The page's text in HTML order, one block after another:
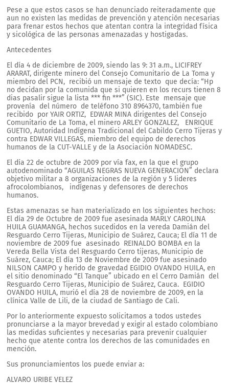
Pese a que estos casos se han denunciado reiteradamente que
aun no existen las medidas de prevención y atención necesarias
para frenar estos hechos que atentan contra la integridad física
y sicológica de las personas amenazadas y hostigadas.
Antecedentes
El día 4 de diciembre de 2009, siendo las 9: 31 a.m., LICIFREY
ARARAT, dirigente minero del Consejo Comunitario de La Toma y
miembro del PCN, recibió un mensaje de texto que decía: “Hp
no decidan por la comunida que si quieren en los recurs tienen 8
dias pasalir sigue la lista *** fin ***” (SIC). Este mensaje que
provenía del número de teléfono 310 8964370, también fue
recibido por YAIR ORTIZ, EDWAR MINA dirigentes del Consejo
Comunitario de La Toma, el minero ARLEY GONZALEZ, ENRIQUE
GUETIO, Autoridad Indígena Tradicional del Cabildo Cerro Tijeras y
contra EDWAR VILLEGAS, miembro del equipo de derechos
humanos de la CUT-VALLE y de la Asociación NOMADESC.
El día 22 de octubre de 2009 por vía fax, en la que el grupo
autodenominado “AGUILAS NEGRAS NUEVA GENERACION” declara
objetivo militar a 8 organizaciones de la región y 5 lideres
afrocolombianos, indígenas y defensores de derechos
humanos.
Estas amenazas se han materializado en los siguientes hechos:
El día 29 de Octubre de 2009 fue asesinada MARLY CAROLINA
HUILA GUAMANGA, hechos sucedidos en la vereda Damián del
Resguardo Cerro Tijeras, Municipio de Suárez, Cauca; El día 11 de
noviembre de 2009 fue asesinado REINALDO BOMBA en la
Vereda Bella Vista del Resguardo Cerro tijeras, Municipio de
Suárez, Cauca; El día 13 de Noviembre de 2009 fue asesinado
NILSON CAMPO y herido de gravedad EGIDIO OVANDO HUILA, en
el sitio denominado “El Tanque” ubicado en el Cerro Damián del
Resguardo Cerro Tijeras, Municipio de Suárez, Cauca. EGIDIO
OVANDO HUILA, murió el día 28 de noviembre de 2009, en la
clínica Valle de Lili, de la ciudad de Santiago de Cali.
Por lo anteriormente expuesto solicitamos a todos ustedes
pronunciarse a la mayor brevedad y exigir al estado colombiano
las medidas suficientes y necesarias para prevenir cualquier
hecho que atente contra los derechos de las comunidades en
mención.
Sus pronunciamientos los puede enviar a:
ALVARO URIBE VELEZ